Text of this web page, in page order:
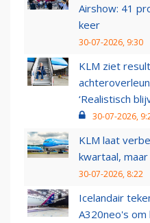
Airshow: 41
keer
30-07-2026, 9:30
KLM ziet
‘Realistisch
30-07-2026,
KLM laat
kwartaal,
30-07-2026, 8:22
Icelandair
A320neo's